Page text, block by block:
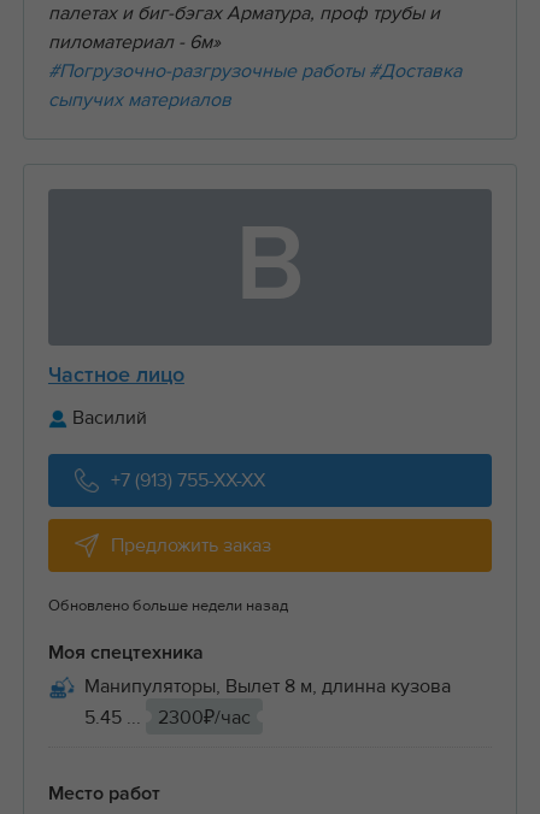
палетах и биг-бэгах Арматура, проф трубы и
пиломатериал - 6м»
#Погрузочно-разгрузочные работы #Доставка
сыпучих материалов
В
Частное лицо
Василий
+7 (913) 755-XX-XX
Предложить заказ
Обновлено больше недели назад
Моя спецтехника
Манипуляторы, Вылет 8 м, длинна кузова
5.45 ...
2300₽/час
Место работ